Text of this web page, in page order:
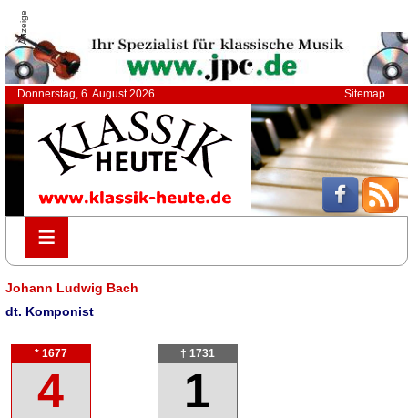
Anzeige
Donnerstag, 6. August 2026 Sitemap
≡
≡
Johann Ludwig Bach
dt. Komponist
* 1677
4
† 1731
1